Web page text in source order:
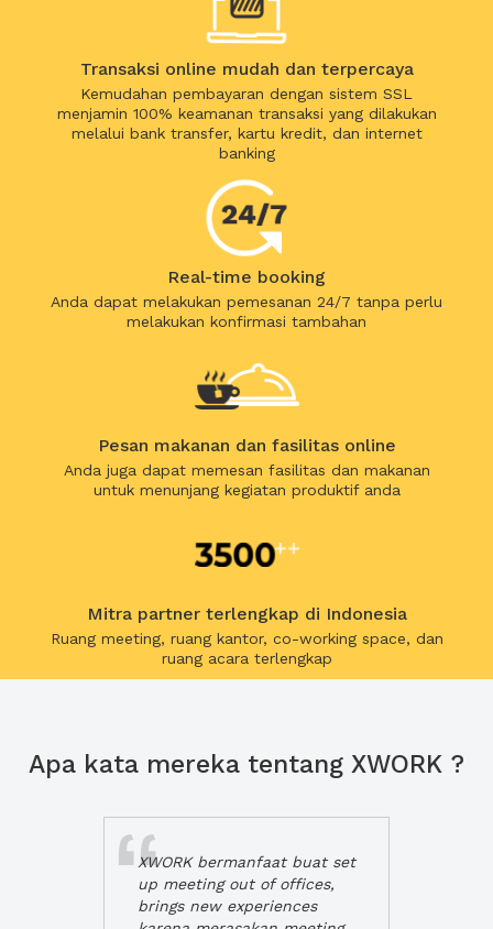
Transaksi online mudah dan terpercaya
Kemudahan pembayaran dengan sistem SSL
menjamin 100% keamanan transaksi yang dilakukan
melalui bank transfer, kartu kredit, dan internet
banking
Real-time booking
Anda dapat melakukan pemesanan 24/7 tanpa perlu
melakukan konfirmasi tambahan
Pesan makanan dan fasilitas online
Anda juga dapat memesan fasilitas dan makanan
untuk menunjang kegiatan produktif anda
Mitra partner terlengkap di Indonesia
Ruang meeting, ruang kantor, co-working space, dan
ruang acara terlengkap
Apa kata mereka tentang XWORK ?
XWORK bermanfaat buat set
up meeting out of offices,
brings new experiences